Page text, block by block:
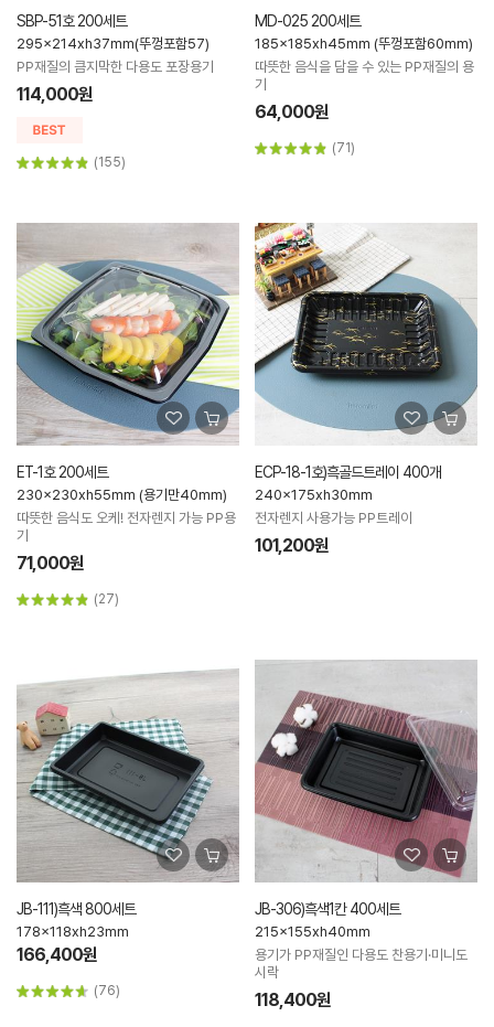
SBP-51호 200세트
295x214xh37mm(뚜껑포함57)
PP재질의 큼지막한 다용도 포장용기
114,000원
(155)
MD-025 200세트
185x185xh45mm (뚜껑포함60mm)
따뜻한 음식을 담을 수 있는 PP재질의 용
기
64,000원
(71)
ET-1호 200세트
230x230xh55mm (용기만40mm)
따뜻한 음식도 오케! 전자렌지 가능 PP용
기
71,000원
(27)
ECP-18-1호)흑골드트레이 400개
240x175xh30mm
전자렌지 사용가능 PP트레이
101,200원
JB-111)흑색 800세트
178x118xh23mm
166,400원
(76)
JB-306)흑색1칸 400세트
215x155xh40mm
용기가 PP재질인 다용도 찬용기·미니도
시락
118,400원